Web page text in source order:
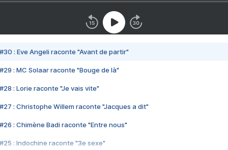
#30 : Eve Angeli raconte "Avant de partir"
#29 : MC Solaar raconte "Bouge de là"
#28 : Lorie raconte "Je vais vite"
#27 : Christophe Willem raconte "Jacques a dit"
#26 : Chimène Badi raconte "Entre nous"
#25 : Indochine raconte "3e sexe"